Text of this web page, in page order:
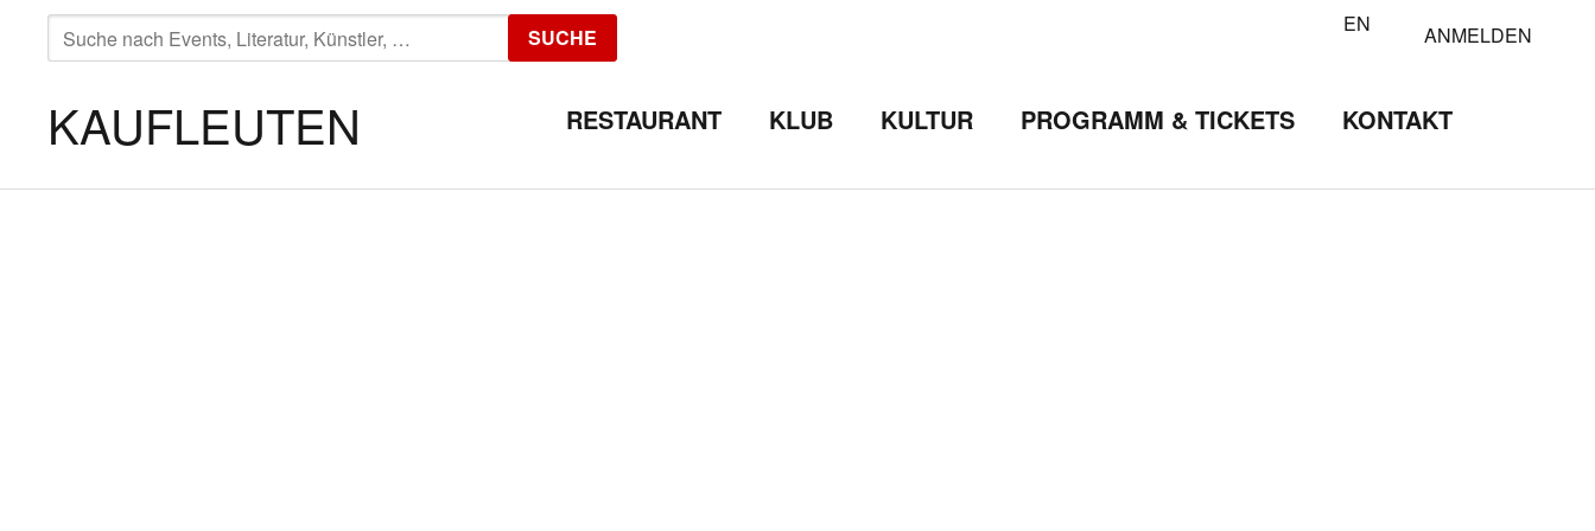
SUCHE
NACH:
SUCHE EN ANMELDEN
KAUFLEUTEN RESTAURANT KLUB KULTUR PROGRAMM & TICKETS KONTAKT